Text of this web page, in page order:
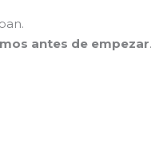
antes de empezar.